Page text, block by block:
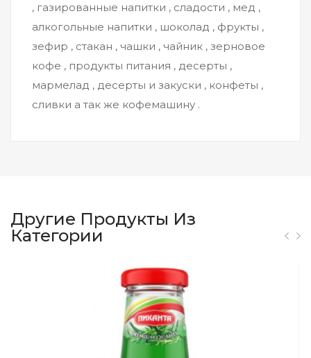
, газированные напитки , сладости , мед ,
алкогольные напитки , шоколад , фрукты ,
зефир , стакан , чашки , чайник , зерновое
кофе , продукты питания , десерты ,
мармелад , десерты и закуски , конфеты ,
сливки а так же кофемашину .
Другие Продукты Из
Категории